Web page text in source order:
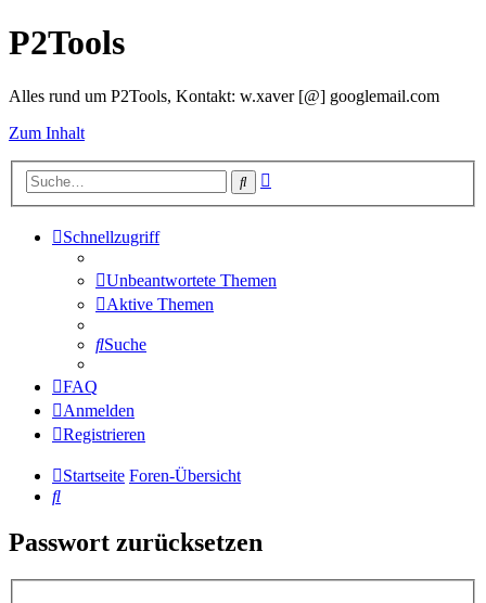
P2Tools
Alles rund um P2Tools, Kontakt: w.xaver [@] googlemail.com
Zum Inhalt
Suche
Schnellzugriff
Unbeantwortete Themen
Aktive Themen
Suche
FAQ
Anmelden
Registrieren
Startseite Foren-Übersicht
Suche
Passwort zurücksetzen